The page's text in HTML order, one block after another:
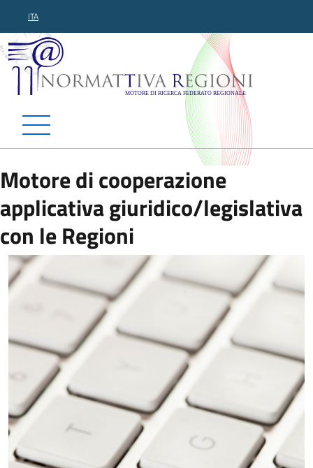
ITA
Normattiva Regioni -
Motore di cooperazione
applicativa giuridico/legislativa
con le Regioni